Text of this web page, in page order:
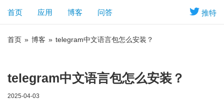
推特
首页 应用 博客 问答
首页 » 博客 » telegram中文语言包怎么安装？
telegram中文语言包怎么安装？
2025-04-03